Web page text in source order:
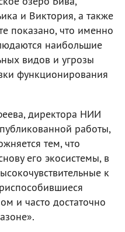
и Виктория, а также
показано, что именно
наибольшие
видов и угрозы
функционирования
директора НИИ
работы,
тем, что
его экосистемы, в
к
и часто достаточно